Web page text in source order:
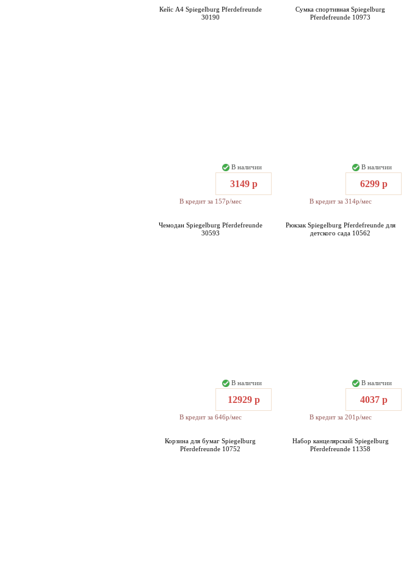
Кейс А4 Spiegelburg Pferdefreunde
30190
В наличии
3149 р
В кредит за 157р/мес
Сумка спортивная Spiegelburg
Pferdefreunde 10973
В наличии
6299 р
В кредит за 314р/мес
Чемодан Spiegelburg Pferdefreunde
30593
В наличии
12929 р
В кредит за 646р/мес
Рюкзак Spiegelburg Pferdefreunde для
детского сада 10562
В наличии
4037 р
В кредит за 201р/мес
Корзина для бумаг Spiegelburg
Pferdefreunde 10752
Набор канцелярский Spiegelburg
Pferdefreunde 11358